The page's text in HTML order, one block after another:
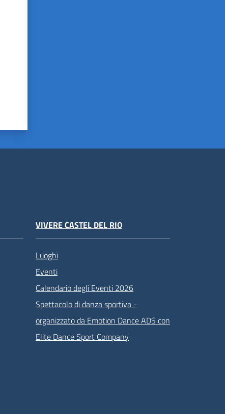
VIVERE CASTEL DEL RIO
Luoghi
Eventi
Calendario degli Eventi 2026
Spettacolo di danza sportiva -
organizzato da Emotion Dance ADS con
Elite Dance Sport Company